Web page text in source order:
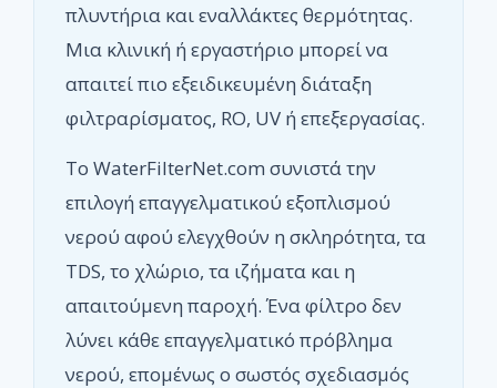
πλυντήρια και εναλλάκτες θερμότητας.
Μια κλινική ή εργαστήριο μπορεί να
απαιτεί πιο εξειδικευμένη διάταξη
φιλτραρίσματος, RO, UV ή επεξεργασίας.
Το WaterFilterNet.com συνιστά την
επιλογή επαγγελματικού εξοπλισμού
νερού αφού ελεγχθούν η σκληρότητα, τα
TDS, το χλώριο, τα ιζήματα και η
απαιτούμενη παροχή. Ένα φίλτρο δεν
λύνει κάθε επαγγελματικό πρόβλημα
νερού, επομένως ο σωστός σχεδιασμός